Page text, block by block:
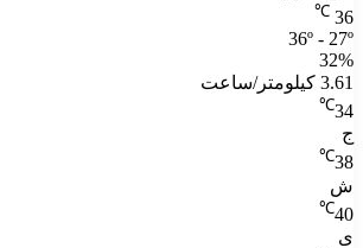
36
℃
36º - 27º
32%
3.61 کیلومتر/ساعت
34
℃
ج
38
℃
ش
40
℃
ی